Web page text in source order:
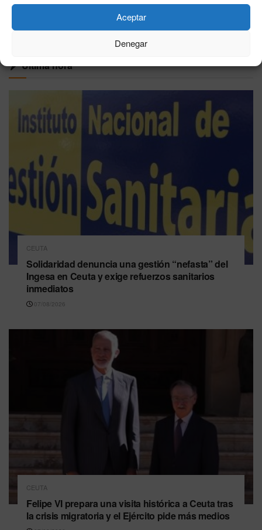
Aceptar
Denegar
VER MÁS
Última hora
CEUTA
Solidaridad denuncia una gestión “nefasta” del
Ingesa en Ceuta y exige refuerzos sanitarios
inmediatos
07/08/2026
CEUTA
Felipe VI prepara una visita histórica a Ceuta tras
la crisis migratoria y el Ejército pide más medios